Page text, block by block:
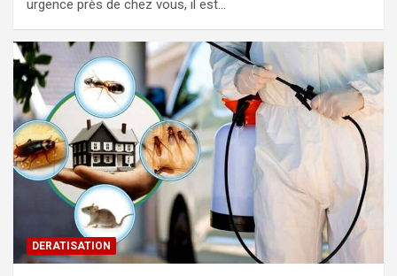
urgence près de chez vous, il est…
DERATISATION